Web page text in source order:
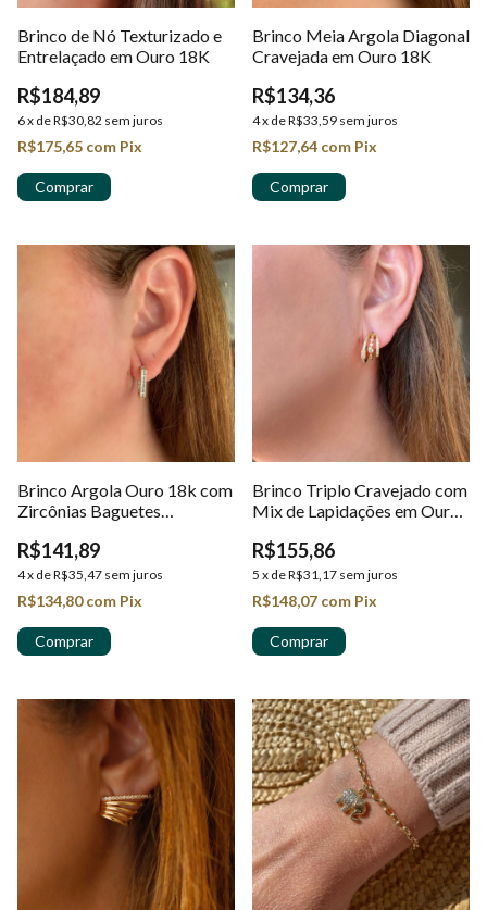
Brinco de Nó Texturizado e
Entrelaçado em Ouro 18K
R$184,89
6x deR$30,82 sem juros
R$175,65 com Pix
Brinco Meia Argola Diagonal
Cravejada em Ouro 18K
R$134,36
4x deR$33,59 sem juros
R$127,64 com Pix
Brinco Argola Ouro 18k com
Zircônias Baguetes
R$141,89
4x deR$35,47 sem juros
R$134,80com Pix
Brinco Triplo Cravejado com
Mix de Lapidações em Ouro
R$155,86
5 x deR$31,17 sem juros
R$148,07 com Pix